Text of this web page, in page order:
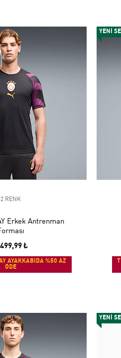
2 RENK
Erkek Antrenman
₺
AYAKKABIDA %50 AZ
ÖDE
YENİ
YENİ